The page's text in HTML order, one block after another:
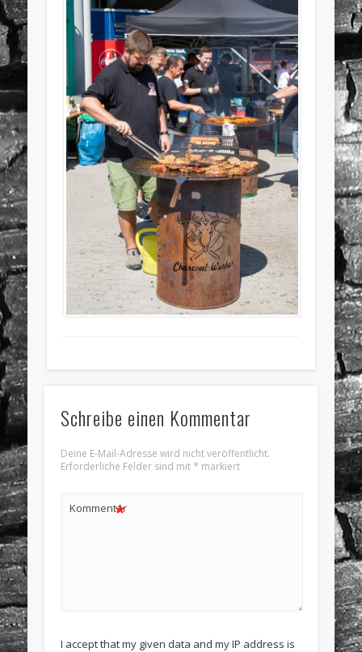
Schreibe einen Kommentar
Deine E-Mail-Adresse wird nicht veröffentlicht.
Erforderliche Felder sind mit* markiert
Kommentar
*
I accept that my given data and my IP address is